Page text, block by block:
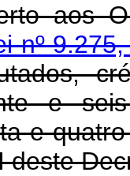
aos
nº
e
e
deste